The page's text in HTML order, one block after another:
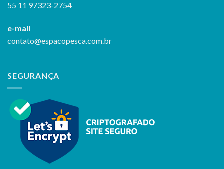
55 11 97323-2754
e-mail
contato@espacopesca.com.br
SEGURANÇA